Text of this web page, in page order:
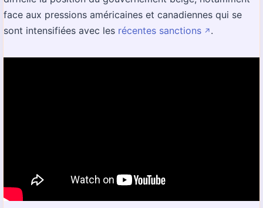
face aux pressions américaines et canadiennes qui se
sont intensifiées avec les récentes sanctions ↗️ .